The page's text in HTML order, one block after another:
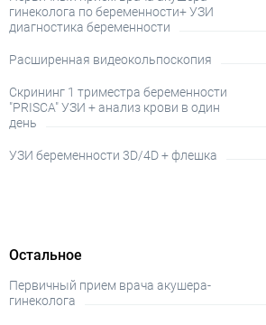
гинеколога по беременности+ УЗИ
диагностика беременности
Расширенная видеокольпоскопия
Скрининг 1 триместра беременности
"PRISCA" УЗИ + анализ крови в один
день
УЗИ беременности 3D/4D + флешка
Остальное
Первичный прием врача акушера-
гинеколога